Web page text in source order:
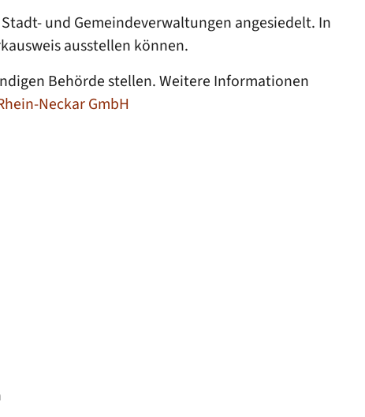
und Gemeindeverwaltungen angesiedelt. In
ausstellen können.
Behörde stellen. Weitere Informationen
Neckar GmbH